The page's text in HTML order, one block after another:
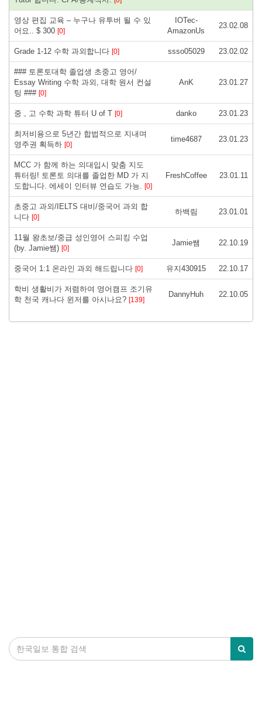
영상 편집 교육 – 누구나 유투버 될 수 있
어요.. $ 300 [0]
IOTec-
AmazonUs
23.02.08
Grade 1-12 수학 과외합니다 [0] ssso05029 23.02.02
### 토론토대학 졸업생 초중고 영어/
Essay Writing 수학 과외, 대학 원서 컨설
팅 ### [0]
AnK 23.01.27
중 , 고 수학 과학 튜터 U of T [0] danko 23.01.23
최저비용으로 5년간 합법적으로 지내며
영주권 획득하 [0]
time4687 23.01.23
MCC 가 함께 하는 의대입시 맞춤 지도
튜터링! 토론토 의대를 졸업한 MD 가 지
도합니다. 에세이 인터뷰 연습도 가능. [0]
FreshCoffee 23.01.11
초중고 과외/IELTS 대비/중국어 과외 합
니다 [0]
하백림 23.01.01
11월 왕초보/중급 성인영어 스피킹 수업
(by. Jamie쌤) [0]
Jamie쌤 22.10.19
중국어 1:1 온라인 과외 해드립니다 [0] 유지430915 22.10.17
학비 생활비가 저렴하여 영어캠프 조기유
학 천국 캐나다 윈저를 아시나요? [139]
DannyHuh 22.10.05